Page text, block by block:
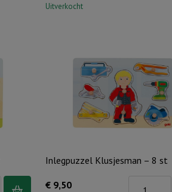
Uitverkocht
Inlegpuzzel Klusjesman – 8 st
€9,50